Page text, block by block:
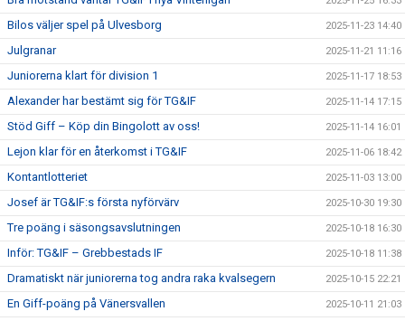
Bilos väljer spel på Ulvesborg 2025-11-23 14:40
Julgranar 2025-11-21 11:16
Juniorerna klart för division 1 2025-11-17 18:53
Alexander har bestämt sig för TG&IF 2025-11-14 17:15
Stöd Giff – Köp din Bingolott av oss! 2025-11-14 16:01
Lejon klar för en återkomst i TG&IF 2025-11-06 18:42
Kontantlotteriet 2025-11-03 13:00
Josef är TG&IF:s första nyförvärv 2025-10-30 19:30
Tre poäng i säsongsavslutningen 2025-10-18 16:30
Inför: TG&IF – Grebbestads IF 2025-10-18 11:38
Dramatiskt när juniorerna tog andra raka kvalsegern 2025-10-15 22:21
En Giff-poäng på Vänersvallen 2025-10-11 21:03